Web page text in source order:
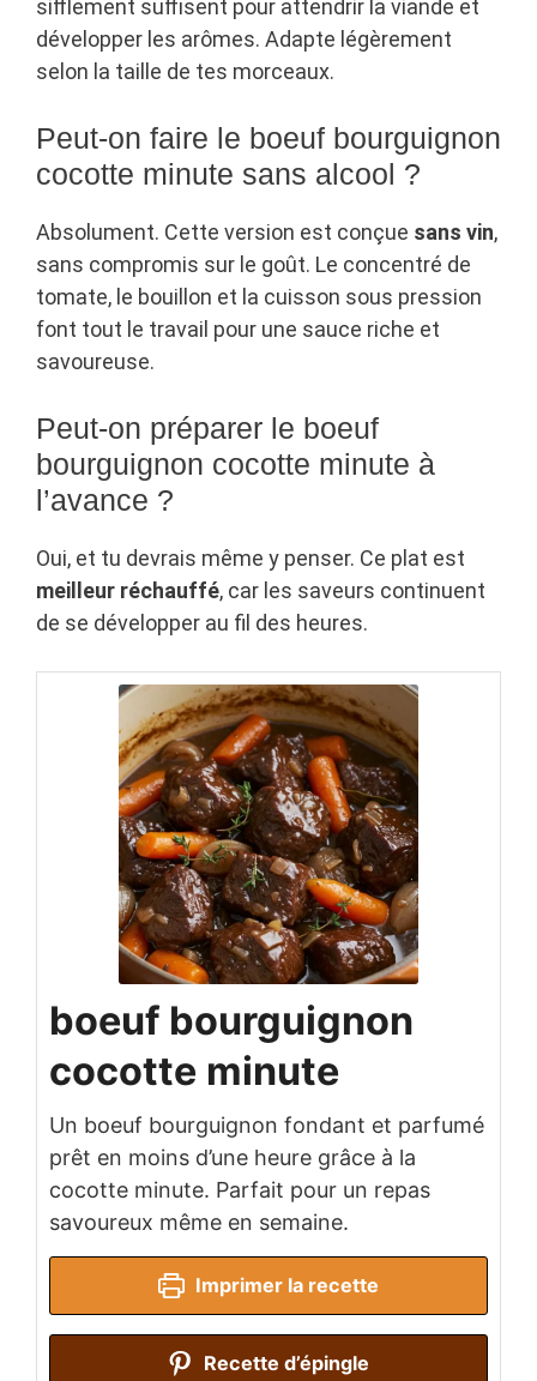
sifflement suffisent pour attendrir la viande et
développer les arômes. Adapte légèrement
selon la taille de tes morceaux.
Peut-on faire le boeuf bourguignon
cocotte minute sans alcool ?
Absolument. Cette version est conçue sans vin,
sans compromis sur le goût. Le concentré de
tomate, le bouillon et la cuisson sous pression
font tout le travail pour une sauce riche et
savoureuse.
Peut-on préparer le boeuf
bourguignon cocotte minute à
l’avance ?
Oui, et tu devrais même y penser. Ce plat est
meilleur réchauffé, car les saveurs continuent
de se développer au fil des heures.
boeuf bourguignon
cocotte minute
Un boeuf bourguignon fondant et parfumé
prêt en moins d’une heure grâce à la
cocotte minute. Parfait pour un repas
savoureux même en semaine.
Imprimer la recette
Recette d’épingle